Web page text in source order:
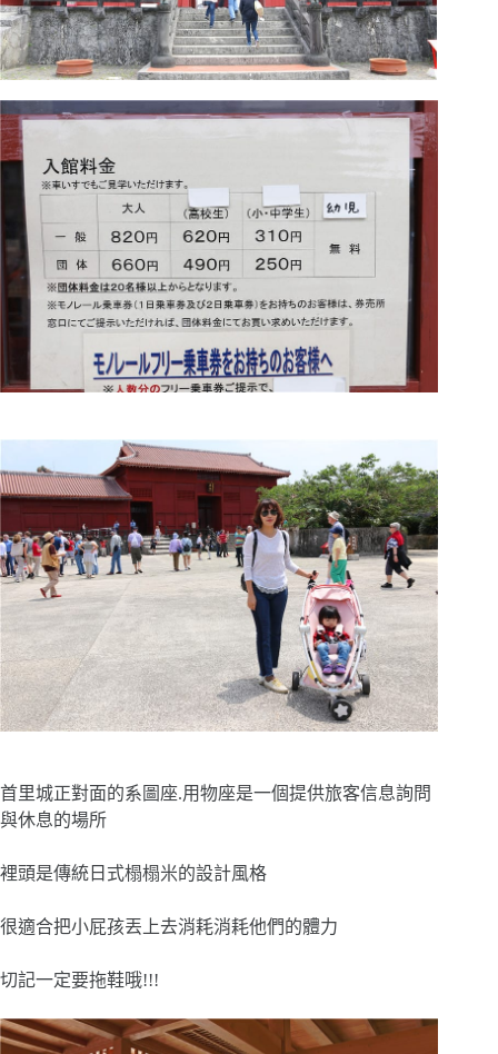
首里城正對面的系圖座.用物座是一個提供旅客信息詢問
與休息的場所
裡頭是傳統日式榻榻米的設計風格
很適合把小屁孩丟上去消耗消耗他們的體力
切記一定要拖鞋哦!!!